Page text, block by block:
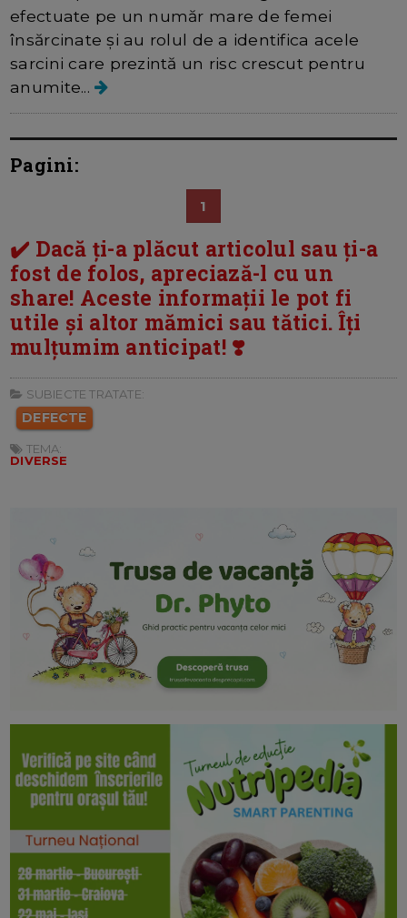
efectuate pe un număr mare de femei
însărcinate și au rolul de a identifica acele
sarcini care prezintă un risc crescut pentru
anumite...
Pagini:
1
✔️ Dacă ți-a plăcut articolul sau ți-a
fost de folos, apreciază-l cu un
share! Aceste informații le pot fi
utile și altor mămici sau tătici. Îți
mulțumim anticipat! ❣️
SUBIECTE TRATATE:
DEFECTE
TEMA:
DIVERSE